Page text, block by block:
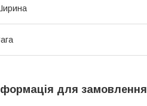
для замовлення